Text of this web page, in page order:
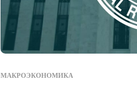
МАКРОЭКОНОМИКА